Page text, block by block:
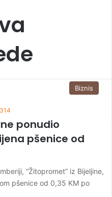
Biznis
314
ponudio
pšenice od
“Žitopromet” iz Bijeljine,
pšenice od 0,35 KM po